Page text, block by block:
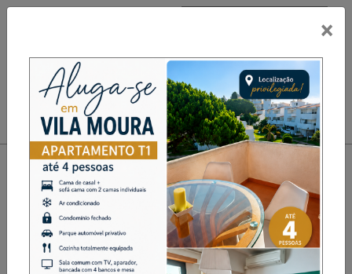
PUB
Toggle navigation
×
TREINADOR FUT. FEMININO
DA AD BAIÃO DISTINGUIDO
COM CARTÃO BRANCO POR